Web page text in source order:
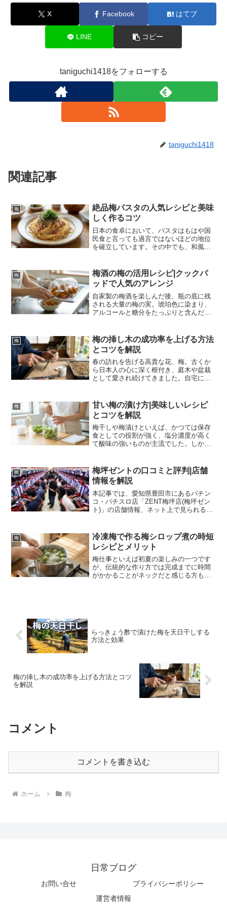
X Facebook はてブ
LINE コピー
taniguchi1418をフォローする
taniguchi1418
関連記事
梅
絶品梅パスタの人気レシピと美味
しく作るコツ
日本の食卓において、パスタはもはや国
民食と言っても過言ではないほどの地位
を確立しています。その中でも、和風パ
やSNS上では数え切れないほどのレシピ
が公開されていますが、...
梅
梅酒の梅の活用レシピ|クックパ
ッドで人気のアレンジ
自家製の梅酒を楽しんだ後、瓶の底に残
される大量の梅の実。琥珀色に染まり、
アルコールと糖分をたっぷりと含んだそ
るにはアルコールが強く、食感も独特で
あるため、結局は廃棄して...
梅
梅の挿し木の成功率を上げる方法
とコツを解説
春の訪れを告げる高貴な花、梅。古くか
ら日本人の心に深く根付き、庭木や盆栽
として愛され続けてきました。自宅にあ
てたいと考え、挿し木に挑戦する園芸愛
好家は後を絶ちません。し...
梅
甘い梅の漬け方|美味しいレシピ
とコツを解説
梅干しや梅漬けといえば、かつては保存
食としての役割が強く、塩分濃度が高く
て酸味の強いものが主流でした。しか
けやデザート感覚で食べられる「甘い
梅」の人気が非常に高まってい...
梅
梅坪ゼントの口コミと評判|店舗
情報を解説
本記事では、愛知県豊田市にあるパチン
コ・パチスロ店「ZENT梅坪店(梅坪ゼン
ト)」の店舗情報、ネット上で見られる口
玉情報や立ち回りの推奨は本記事の目的
ではなく、施設の概...
梅
冷凍梅で作る梅シロップ煮の時短
レシピとメリット
梅仕事といえば初夏の楽しみの一つです
が、伝統的な作り方では完成までに時間
がかかることがネックだと感じる方も多
らっきょう酢で漬けた梅を天日干しする
方法と効果
梅の挿し木の成功率を上げる方法とコツ
を解説
コメント
コメントを書き込む
ホーム 梅
日常ブログ
お問い合せ
プライバシーポリシー
運営者情報